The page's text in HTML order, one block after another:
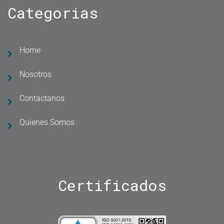
Categorias
Home
Nosotros
Contactanos
Quienes Somos
Certificados